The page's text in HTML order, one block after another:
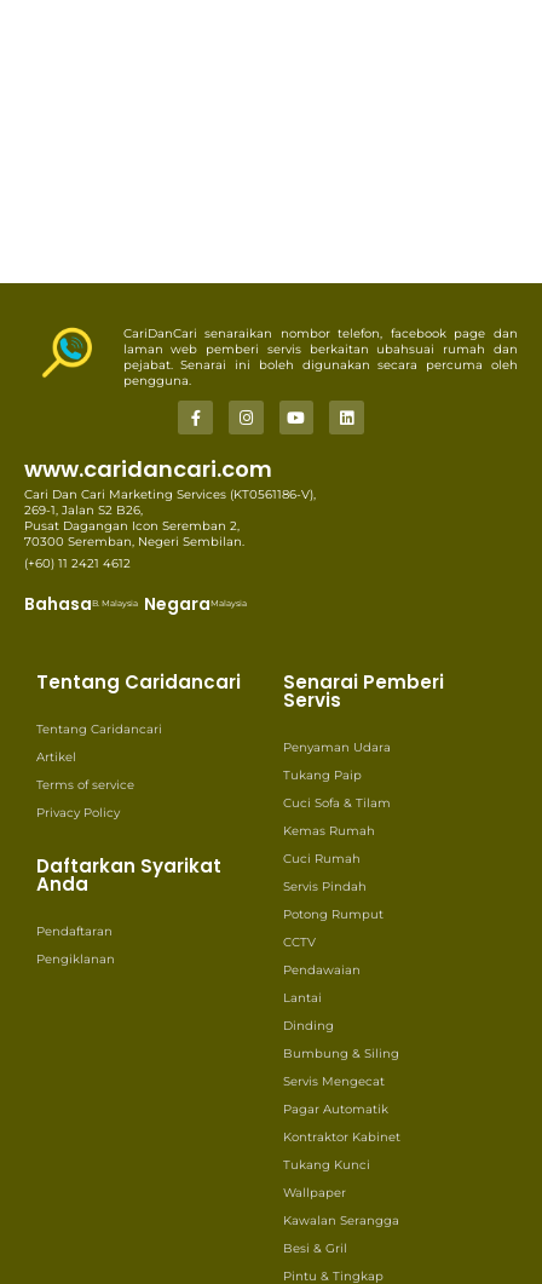
CariDanCari senaraikan nombor telefon, facebook page dan
laman web pemberi servis berkaitan ubahsuai rumah dan
pejabat. Senarai ini boleh digunakan secara percuma oleh
pengguna.
www.caridancari.com
Cari Dan Cari Marketing Services (KT0561186-V),
269-1, Jalan S2 B26,
Pusat Dagangan Icon Seremban 2,
70300 Seremban, Negeri Sembilan.
(+60) 11 2421 4612
BahasaB. Malaysia NegaraMalaysia
Tentang Caridancari
Tentang Caridancari
Artikel
Terms of service
Privacy Policy
Daftarkan Syarikat
Anda
Pendaftaran
Pengiklanan
Senarai Pemberi
Servis
Penyaman Udara
Tukang Paip
Cuci Sofa & Tilam
Kemas Rumah
Cuci Rumah
Servis Pindah
Potong Rumput
CCTV
Pendawaian
Lantai
Dinding
Bumbung & Siling
Servis Mengecat
Pagar Automatik
Kontraktor Kabinet
Tukang Kunci
Wallpaper
Kawalan Serangga
Besi & Gril
Pintu & Tingkap